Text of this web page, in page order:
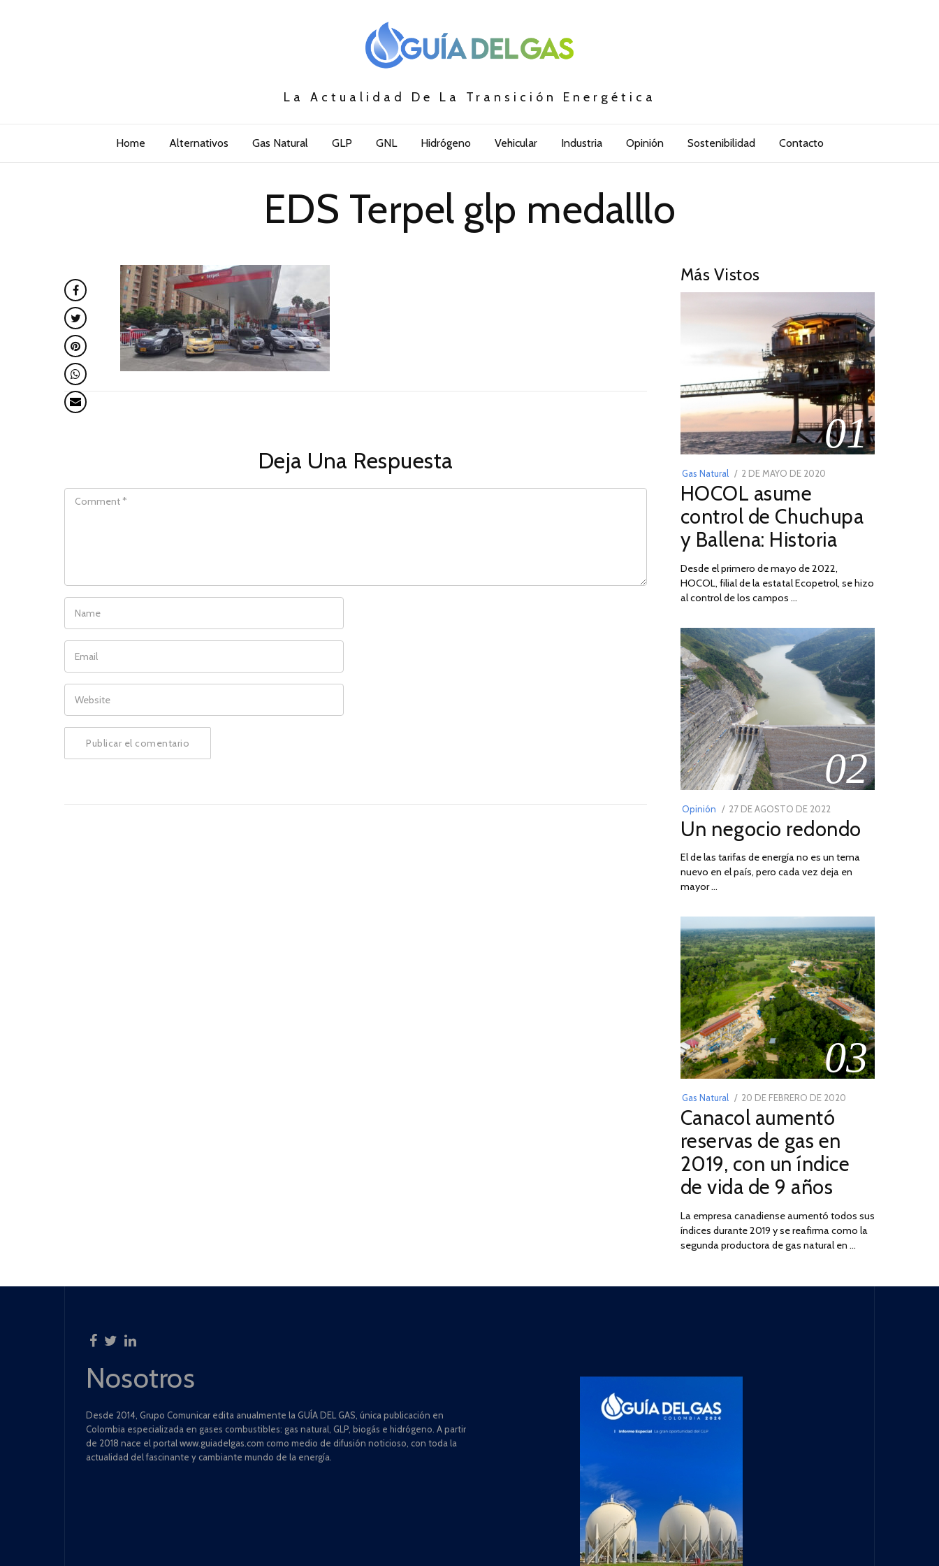
La Actualidad De La Transición Energética
Home Alternativos Gas Natural GLP GNL Hidrógeno Vehicular Industria Opinión Sostenibilidad Contacto
EDS Terpel glp medalllo
Deja Una Respuesta
Más Vistos
01
Gas Natural
POSTED
ON
2 DE MAYO DE 2020
DE
2026
HOCOL asume
control de Chuchupa
y Ballena: Historia
Desde el primero de mayo de 2022,
HOCOL, filial de la estatal Ecopetrol, se hizo
al control de los campos …
02
Opinión
POSTED
ON
27 DE AGOSTO DE 2022
DE
DE
2022
Un negocio redondo
El de las tarifas de energía no es un tema
nuevo en el país, pero cada vez deja en
mayor …
03
Gas Natural
POSTED
ON
20 DE FEBRERO DE 2020
2025
Canacol aumentó
reservas de gas en
2019, con un índice
de vida de 9 años
La empresa canadiense aumentó todos sus
índices durante 2019 y se reafirma como la
segunda productora de gas natural en …
Nosotros
Desde 2014, Grupo Comunicar edita anualmente la GUÍA DEL GAS, única publicación en
Colombia especializada en gases combustibles: gas natural, GLP, biogás e hidrógeno. A partir
de 2018 nace el portal www.guiadelgas.com como medio de difusión noticioso, con toda la
actualidad del fascinante y cambiante mundo de la energía.